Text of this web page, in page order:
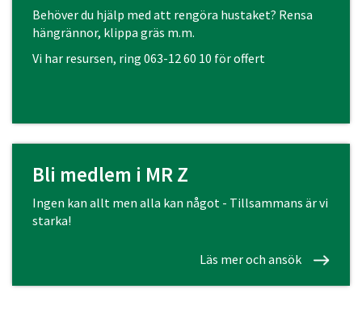
Behöver du hjälp med att rengöra hustaket? Rensa
hängrännor, klippa gräs m.m.
Vi har resursen, ring 063-12 60 10 för offert
Bli medlem i MR Z
Ingen kan allt men alla kan något - Tillsammans är vi
starka!
Läs mer och ansök